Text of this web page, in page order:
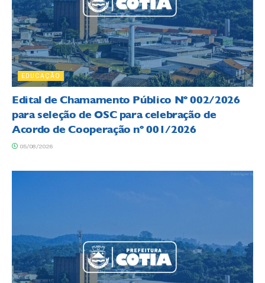
EDUCAÇÃO
Edital de Chamamento Público Nº 002/2026
para seleção de OSC para celebração de
Acordo de Cooperação nº 001/2026
05/08/2026